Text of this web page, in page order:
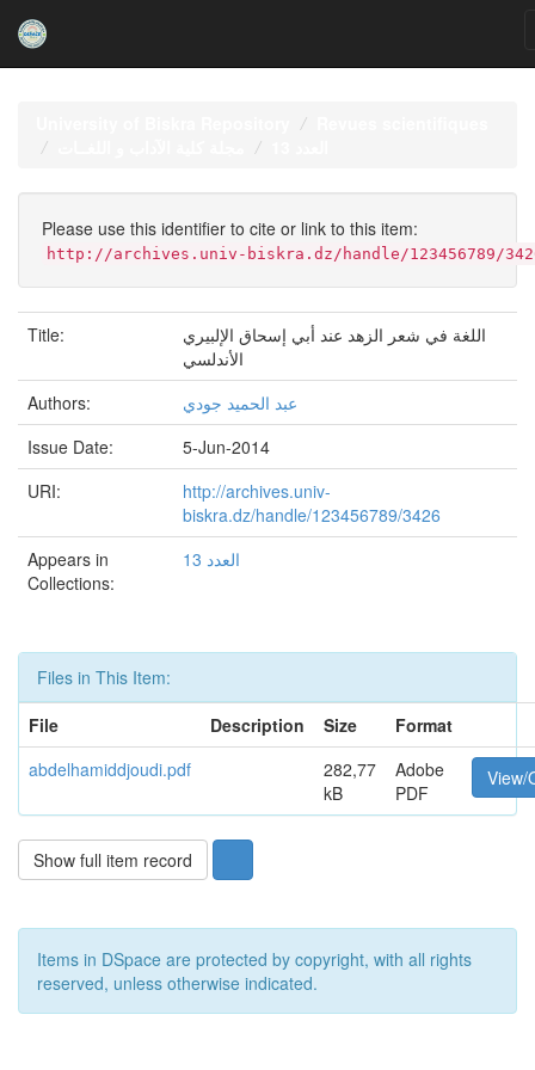
Please use this identifier to cite or link to this item:
http://archives.univ-biskra.dz/handle/123456789/
Title:
اللغة في شعر الزهد عند أبي إسحاق الإلبيري
الأندلسي
Authors:
عبد الحميد جودي
Issue Date:
5-Jun-2014
URI:
http://archives.univ-
biskra.dz/handle/123456789/3426
Appears in
Collections:
العدد 13
Files in This Item:
File
Description Size
Format
abdelhamiddjoudi.pdf
282,77
kB
Adobe
PDF
View/
Show full item record
Items in DSpace are protected by copyright, with all rights
reserved, unless otherwise indicated.